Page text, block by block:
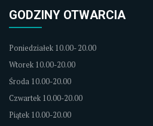
GODZINY OTWARCIA
Poniedziałek 10.00- 20.00
Wtorek 10.00-20.00
Środa 10.00-20.00
Czwartek 10.00-20.00
Piątek 10.00-20.00